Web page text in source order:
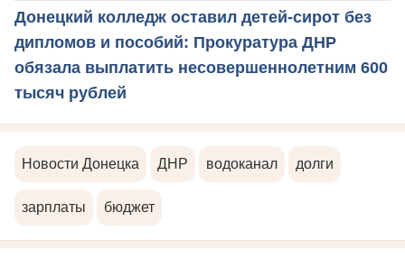
Донецкий колледж оставил детей-сирот без
дипломов и пособий: Прокуратура ДНР
обязала выплатить несовершеннолетним 600
тысяч рублей
Новости Донецка ДНР водоканал долги
зарплаты бюджет